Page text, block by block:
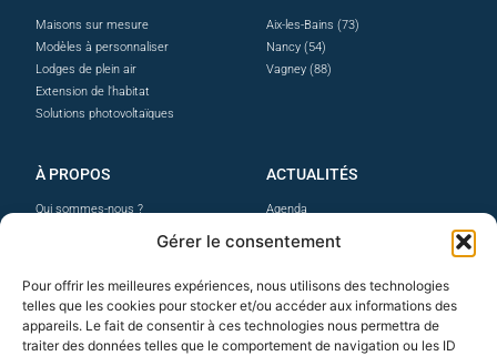
Gérer le consentement
Pour offrir les meilleures expériences, nous utilisons des technologies
telles que les cookies pour stocker et/ou accéder aux informations des
appareils. Le fait de consentir à ces technologies nous permettra de
traiter des données telles que le comportement de navigation ou les ID
Maisons sur mesure
Modèles à personnaliser
Lodges de plein air
Extension de l'habitat
Solutions photovoltaïques
Aix-les-Bains (73)
Nancy (54)
Vagney (88)
À PROPOS
Qui sommes-nous ?
Professionnels
Carrières
ACTUALITÉS
Agenda
Instagram